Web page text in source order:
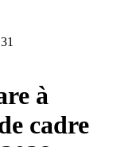
à
cadre